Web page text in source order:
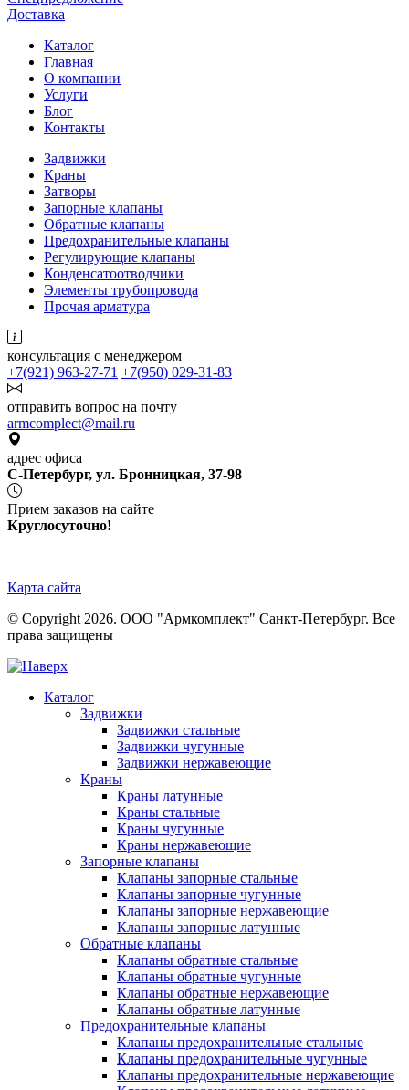
Доставка
Каталог
Главная
О компании
Услуги
Блог
Контакты
Задвижки
Краны
Затворы
Запорные клапаны
Обратные клапаны
Предохранительные клапаны
Регулирующие клапаны
Конденсатоотводчики
Элементы трубопровода
Прочая арматура
консультация с менеджером
+7(921) 963-27-71 +7(950) 029-31-83
отправить вопрос на почту
armcomplect@mail.ru
адрес офиса
С-Петербург, ул. Бронницкая, 37-98
Прием заказов на сайте
Круглосуточно!
Карта сайта
© Copyright 2026. ООО "Армкомплект" Санкт-Петербург. Все
права защищены
Каталог
Задвижки
Задвижки стальные
Задвижки чугунные
Задвижки нержавеющие
Краны
Краны латунные
Краны стальные
Краны чугунные
Краны нержавеющие
Запорные клапаны
Клапаны запорные стальные
Клапаны запорные чугунные
Клапаны запорные нержавеющие
Клапаны запорные латунные
Обратные клапаны
Клапаны обратные стальные
Клапаны обратные чугунные
Клапаны обратные нержавеющие
Клапаны обратные латунные
Предохранительные клапаны
Клапаны предохранительные стальные
Клапаны предохранительные чугунные
Клапаны предохранительные нержавеющие